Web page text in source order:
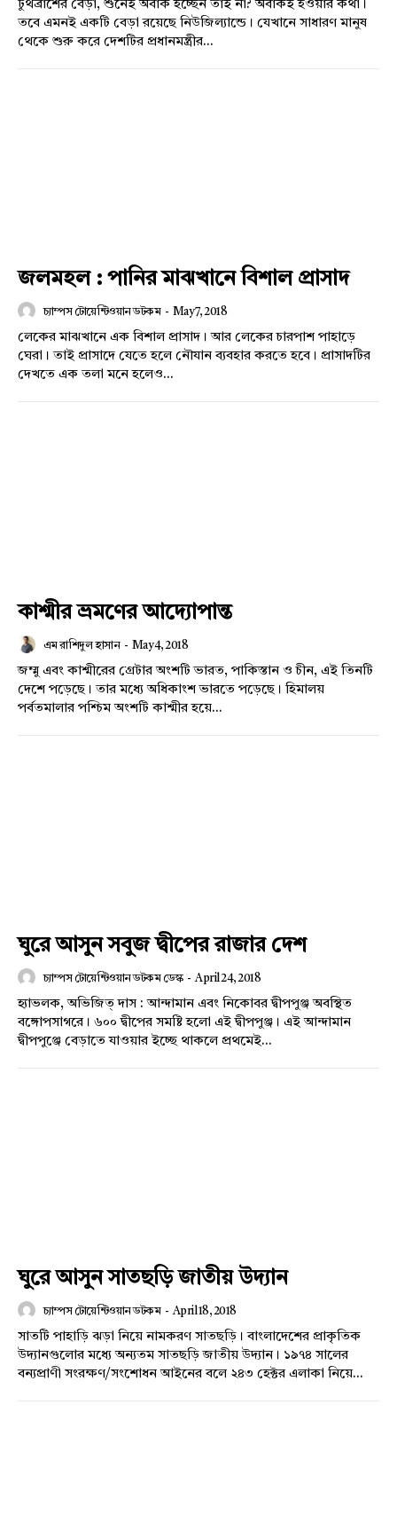
টুথব্রাশের বেড়া, শুনেই অবাক হচ্ছেন তাই না? অবাকই হওয়ার কথা।
তবে এমনই একটি বেড়া রয়েছে নিউজিল্যান্ডে। যেখানে সাধারণ মানুষ
থেকে শুরু করে দেশটির প্রধানমন্ত্রীর...
জলমহল : পানির মাঝখানে বিশাল প্রাসাদ
চ্যাম্পস টোয়েন্টিওয়ান ডটকম - May 7, 2018
লেকের মাঝখানে এক বিশাল প্রাসাদ। আর লেকের চারপাশ পাহাড়ে
ঘেরা। তাই প্রাসাদে যেতে হলে নৌযান ব্যবহার করতে হবে। প্রাসাদটির
দেখতে এক তলা মনে হলেও...
কাশ্মীর ভ্রমণের আদ্যোপান্ত
এম রাশিদুল হাসান - May 4, 2018
জম্মু এবং কাশ্মীরের গ্রেটার অংশটি ভারত, পাকিস্তান ও চীন, এই তিনটি
দেশে পড়েছে। তার মধ্যে অধিকাংশ ভারতে পড়েছে। হিমালয়
পর্বতমালার পশ্চিম অংশটি কাশ্মীর হয়ে...
ঘুরে আসুন সবুজ দ্বীপের রাজার দেশ
চ্যাম্পস টোয়েন্টিওয়ান ডটকম ডেস্ক - April 24, 2018
হ্যাভলক, অভিজিত্ দাস : আন্দামান এবং নিকোবর দ্বীপপুঞ্জ অবস্থিত
বঙ্গোপসাগরে। ৬০০ দ্বীপের সমষ্টি হলো এই দ্বীপপুঞ্জ। এই আন্দামান
দ্বীপপুঞ্জে বেড়াতে যাওয়ার ইচ্ছে থাকলে প্রথমেই...
ঘুরে আসুন সাতছড়ি জাতীয় উদ্যান
চ্যাম্পস টোয়েন্টিওয়ান ডটকম - April 18, 2018
সাতটি পাহাড়ি ঝড়া নিয়ে নামকরণ সাতছড়ি। বাংলাদেশের প্রাকৃতিক
উদ্যানগুলোর মধ্যে অন্যতম সাতছড়ি জাতীয় উদ্যান। ১৯৭৪ সালের
বন্যপ্রাণী সংরক্ষণ/সংশোধন আইনের বলে ২৪৩ হেক্টর এলাকা নিয়ে...